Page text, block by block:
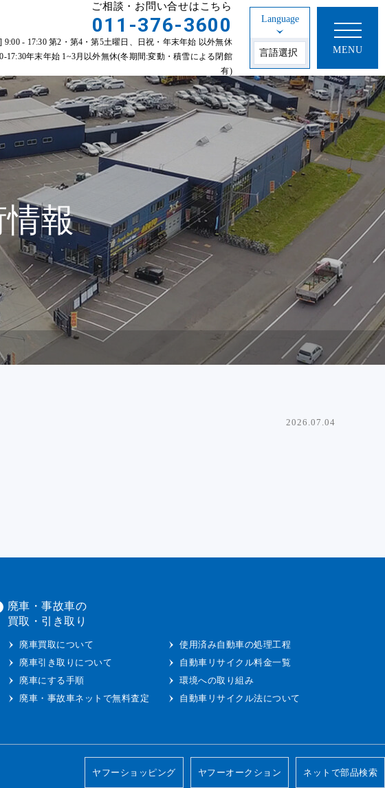
ご相談・お問い合せはこちら
011-376-3600
9:00 - 17:30 第2・第4・第5土曜日、日祝・年末年始 以外無休
17:30年末年始 1~3月以外無休(冬期間:変動・積雪による閉館
有)
Language
MENU
報
2026.07.04
廃車・事故車の
買取・引き取り
廃車買取について
廃車引き取りについて
廃車にする手順
廃車・事故車ネットで無料査定
使用済み自動車の処理工程
自動車リサイクル料金一覧
環境への取り組み
自動車リサイクル法について
ヤフーショッピング ヤフーオークション ネットで部品検索